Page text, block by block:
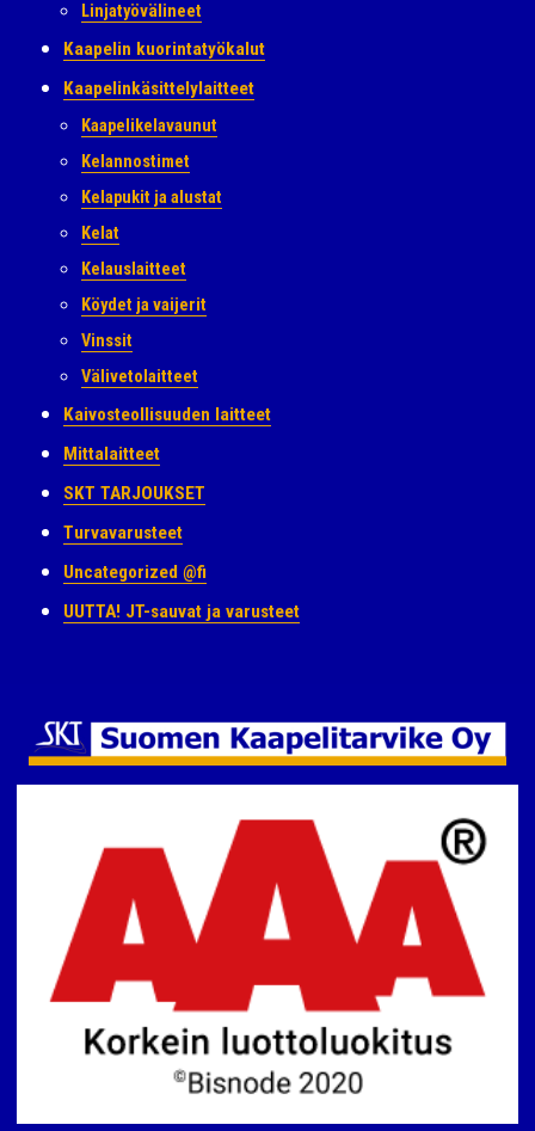
Linjatyövälineet
Kaapelin kuorintatyökalut
Kaapelinkäsittelylaitteet
Kaapelikelavaunut
Kelannostimet
Kelapukit ja alustat
Kelat
Kelauslaitteet
Köydet ja vaijerit
Vinssit
Välivetolaitteet
Kaivosteollisuuden laitteet
Mittalaitteet
SKT TARJOUKSET
Turvavarusteet
Uncategorized @fi
UUTTA! JT-sauvat ja varusteet